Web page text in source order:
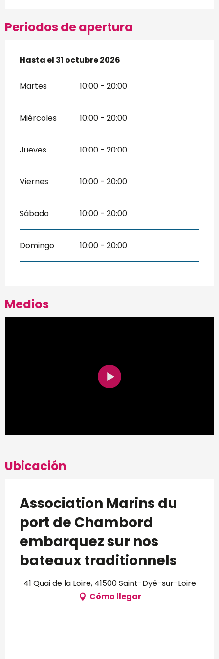
Periodos de apertura
Del4 abril 2026al31 octubre 2026
Hasta el 31 octubre 2026
Martes 10:00 - 20:00
Miércoles 10:00 - 20:00
Jueves 10:00 - 20:00
Viernes 10:00 - 20:00
Sábado 10:00 - 20:00
Domingo 10:00 - 20:00
Medios
Ubicación
Association Marins du
port de Chambord
embarquez sur nos
bateaux traditionnels
41 Quai de la Loire, 41500 Saint-Dyé-sur-Loire
Cómo llegar